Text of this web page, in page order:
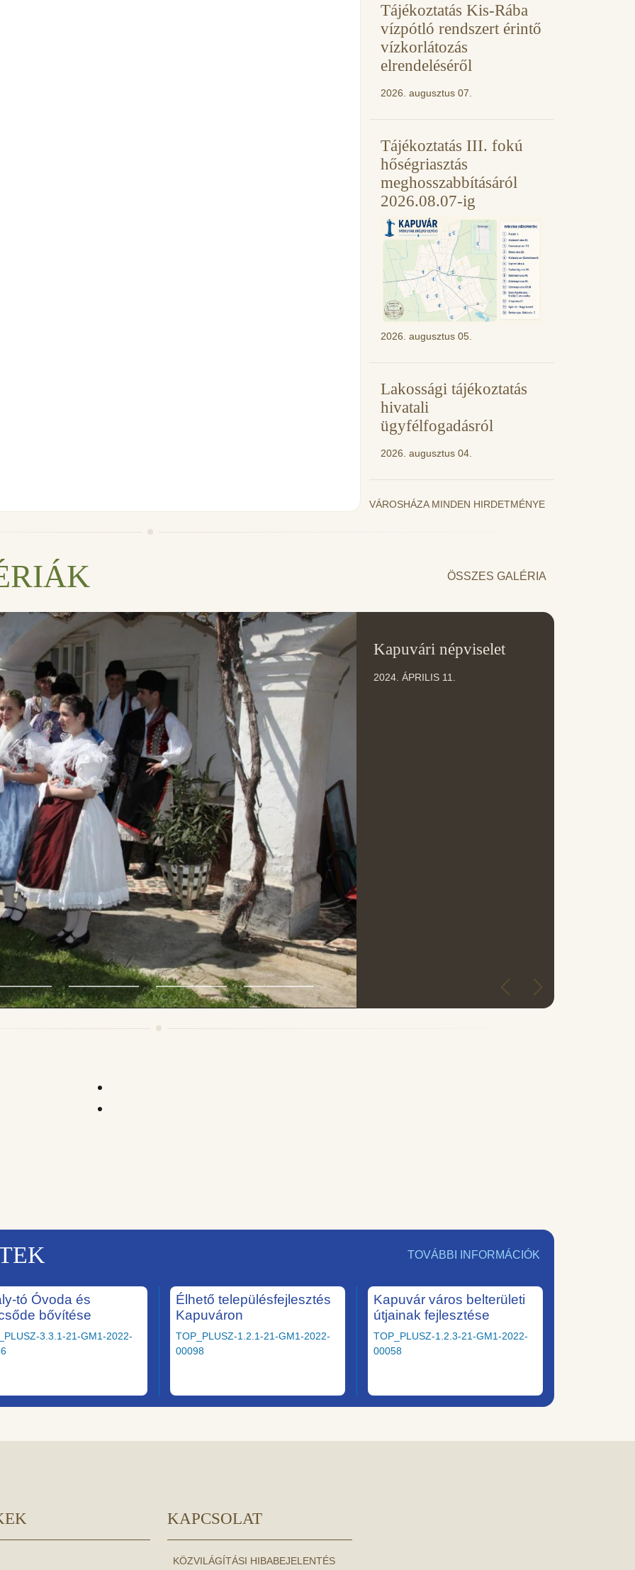
Tájékoztatás Kis-Rába
vízpótló rendszert érintő
vízkorlátozás
elrendeléséről
2026. augusztus 07.
Tájékoztatás III. fokú
hőségriasztás
meghosszabbításáról
2026.08.07-ig
2026. augusztus 05.
Lakossági tájékoztatás
hivatali
ügyfélfogadásról
2026. augusztus 04.
VÁROSHÁZA MINDEN HIRDETMÉNYE
ÖSSZES GALÉRIA
Kapuvári népviselet
2024. ÁPRILIS 11.
TOVÁBBI INFORMÁCIÓK
tó Óvoda és
bővítése
3.3.1-21-GM1-2022-
Élhető településfejlesztés
Kapuváron
TOP_PLUSZ-1.2.1-21-GM1-2022-
00098
Kapuvár város belterületi
útjainak fejlesztése
TOP_PLUSZ-1.2.3-21-GM1-2022-
00058
KAPCSOLAT
KÖZVILÁGÍTÁSI HIBABEJELENTÉS